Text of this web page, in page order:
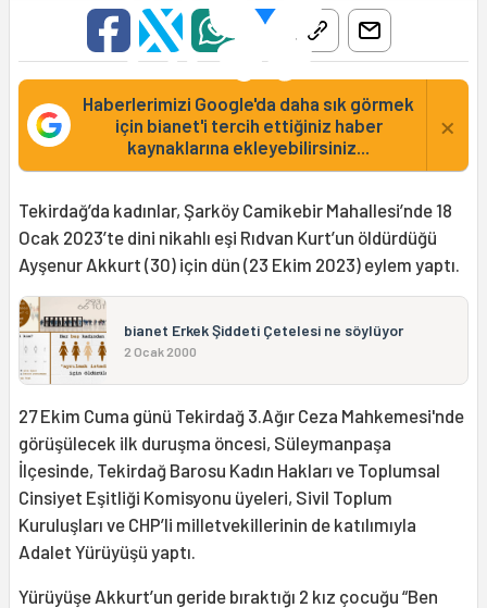
Haberlerimizi Google'da daha sık görmek
için bianet'i tercih ettiğiniz haber
kaynaklarına ekleyebilirsiniz...
×
Tekirdağ’da kadınlar, Şarköy Camikebir Mahallesi’nde 18
Ocak 2023’te dini nikahlı eşi Rıdvan Kurt’un öldürdüğü
Ayşenur Akkurt (30) için dün (23 Ekim 2023) eylem yaptı.
bianet Erkek Şiddeti Çetelesi ne söylüyor
2 Ocak 2000
27 Ekim Cuma günü Tekirdağ 3.Ağır Ceza Mahkemesi'nde
görüşülecek ilk duruşma öncesi, Süleymanpaşa
İlçesinde, Tekirdağ Barosu Kadın Hakları ve Toplumsal
Cinsiyet Eşitliği Komisyonu üyeleri, Sivil Toplum
Kuruluşları ve CHP’li milletvekillerinin de katılımıyla
Adalet Yürüyüşü yaptı.
Yürüyüşe Akkurt’un geride bıraktığı 2 kız çocuğu “Ben